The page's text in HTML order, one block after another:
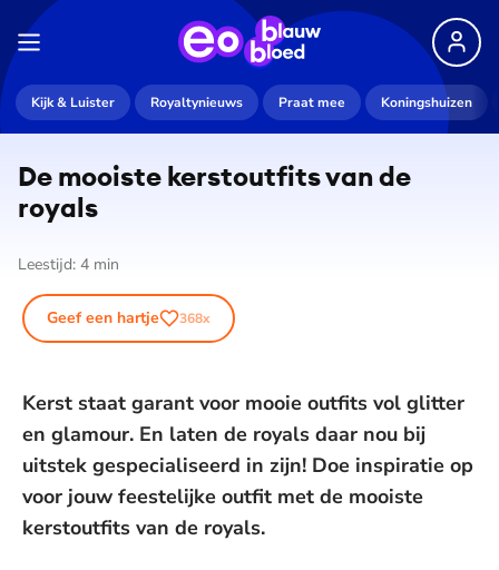
Kijk & Luister Royaltynieuws Praat mee Koningshuizen
De mooiste kerstoutfits van de
royals
Leestijd: 4 min
Geef een hartje 368x
Kerst staat garant voor mooie outfits vol glitter
en glamour. En laten de royals daar nou bij
uitstek gespecialiseerd in zijn! Doe inspiratie op
voor jouw feestelijke outfit met de mooiste
kerstoutfits van de royals.